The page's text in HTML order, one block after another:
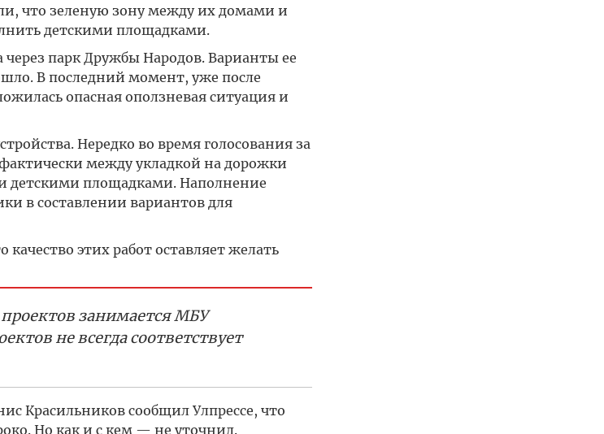
что зеленую зону между их домами и
детскими площадками.
парк Дружбы Народов. Варианты ее
В последний момент, уже после
опасная оползневая ситуация и
Нередко во время голосования за
между укладкой на дорожки
детскими площадками. Наполнение
в составлении вариантов для
этих работ оставляет желать
проектов занимается МБУ
не всегда соответствует
Красильников сообщил Улпрессе, что
Но как и с кем — не уточнил.